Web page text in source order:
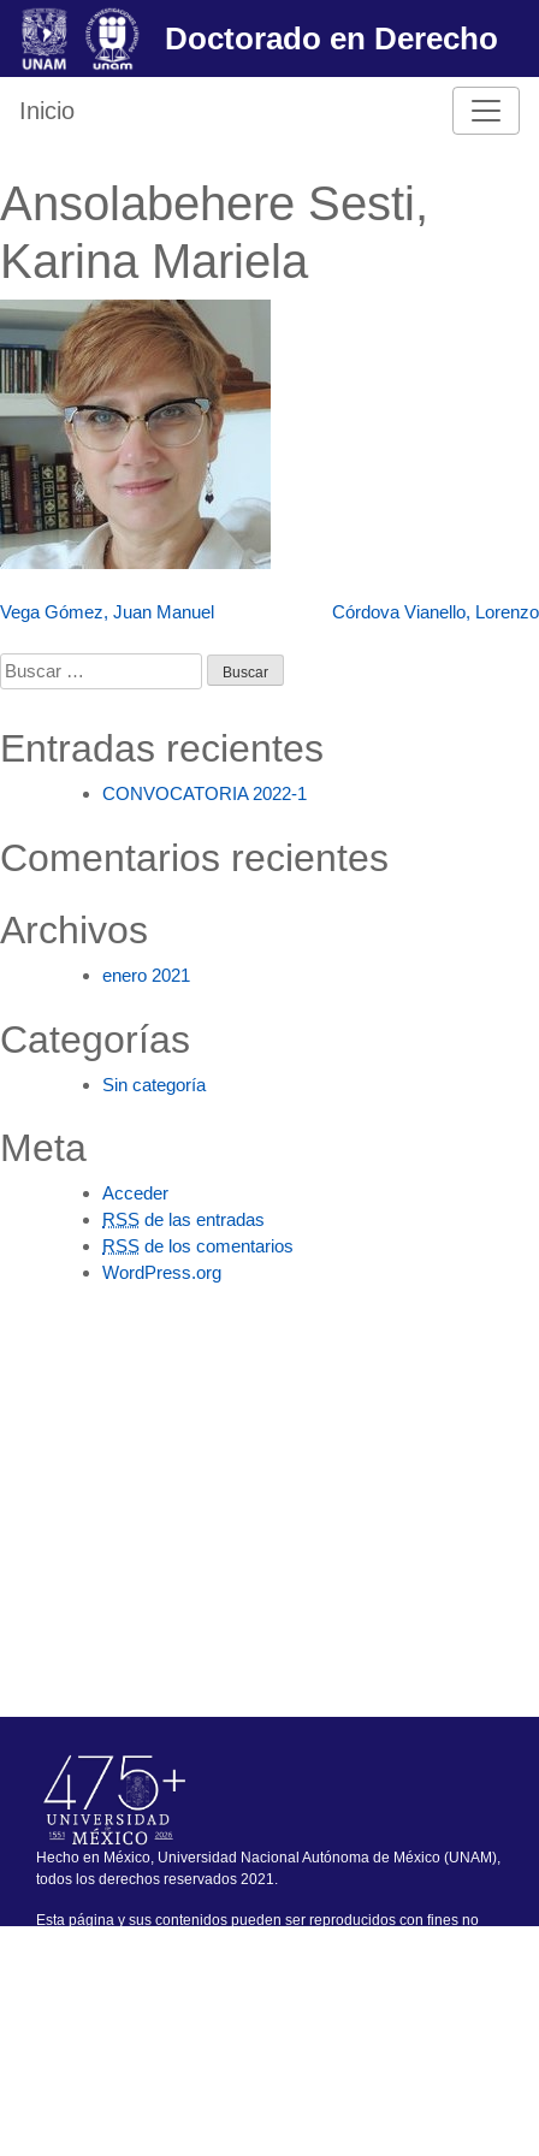
Skip
content
Doctorado en Derecho
Inicio
Ansolabehere Sesti,
Karina Mariela
Navegación
de
Vega Gómez, Juan Manuel Córdova Vianello, Lorenzo
Buscar:
Entradas recientes
CONVOCATORIA 2022-1
Comentarios recientes
Archivos
enero 2021
Categorías
Sin categoría
Meta
Acceder
RSS de las entradas
RSS de los comentarios
WordPress.org
Hecho en México, Universidad Nacional Autónoma de México (UNAM),
todos los derechos reservados 2021.
Esta página y sus contenidos pueden ser reproducidos con fines no